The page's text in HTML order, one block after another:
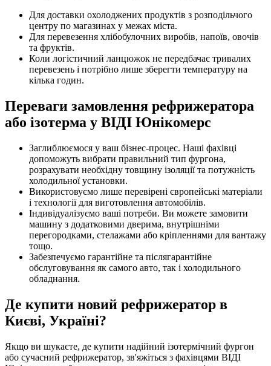
Для доставки охолоджених продуктів з розподільчого
центру по магазинах у межах міста.
Для перевезення хлібобулочних виробів, напоїв, овочів
та фруктів.
Коли логістичний ланцюжок не передбачає тривалих
перевезень і потрібно лише зберегти температуру на
кілька годин.
Переваги замовлення рефрижератора
або ізотерма у ВІДІ Юнікомерс
Заглиблюємося у ваш бізнес-процес. Наші фахівці
допоможуть вибрати правильний тип фургона,
розрахувати необхідну товщину ізоляції та потужність
холодильної установки.
Використовуємо лише перевірені європейські матеріали
і технології для виготовлення автомобілів.
Індивідуалізуємо ваші потреби. Ви можете замовити
машину з додатковими дверима, внутрішніми
перегородками, стелажами або кріпленнями для вантажу
тощо.
Забезпечуємо гарантійне та післягарантійне
обслуговування як самого авто, так і холодильного
обладнання.
Де купити новий рефрижератор в
Києві, Україні?
Якщо ви шукаєте, де купити надійний ізотермічний фургон
або сучасний рефрижератор, зв'яжіться з фахівцями ВІДІ